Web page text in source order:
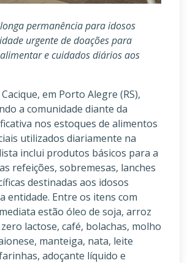
permanência para idosos
urgente de doações para
e cuidados diários aos
em Porto Alegre (RS),
a comunidade diante da
nos estoques de alimentos
utilizados diariamente na
inclui produtos básicos para a
refeições, sobremesas, lanches
destinadas aos idosos
entidade. Entre os itens com
estão óleo de soja, arroz
lactose, café, bolachas, molho
manteiga, nata, leite
adoçante líquido e